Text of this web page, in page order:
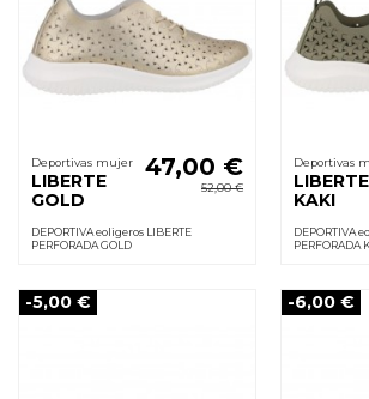
Deportivas mujer
LIBERTE
GOLD
47,00 €
52,00 €
DEPORTIVA eoligeros LIBERTE
PERFORADA GOLD
Deportivas
LIBERTE
KAKI
DEPORTIVA
PERFORADA
-5,00 € -6,00 €